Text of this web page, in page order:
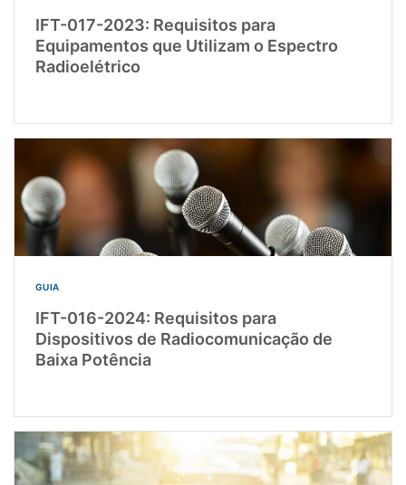
IFT-017-2023: Requisitos para
Equipamentos que Utilizam o Espectro
Radioelétrico
GUIA
IFT-016-2024: Requisitos para
Dispositivos de Radiocomunicação de
Baixa Potência